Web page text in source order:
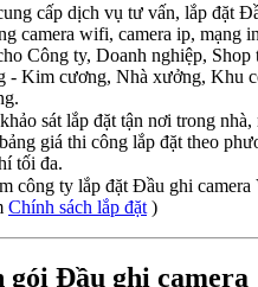
cấp dịch vụ tư vấn, lắp đặt
camera wifi, camera ip, mạng
Công ty, Doanh nghiệp, Shop
- Kim cương, Nhà xưởng, Khu
sát lắp đặt tận nơi trong nhà,
giá thi công lắp đặt theo
tối đa.
công ty lắp đặt Đầu ghi
Chính sách lắp đặt )
gói Đầu ghi camera